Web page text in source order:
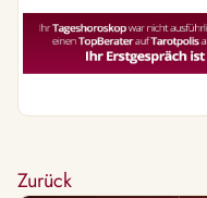
Zurück